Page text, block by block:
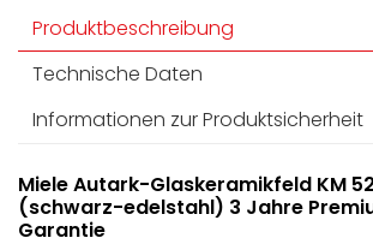
Produktbeschreibung
Technische Daten
Informationen zur Produktsicherheit
Miele Autark-Glaskeramikfeld KM
(schwarz-edelstahl) 3 Jahre
Garantie